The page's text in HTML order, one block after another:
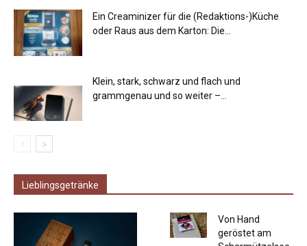
Ein Creaminizer für die (Redaktions-)Küche
oder Raus aus dem Karton: Die...
Klein, stark, schwarz und flach und
grammgenau und so weiter –...
Lieblingsgetränke
Von Hand
geröstet am